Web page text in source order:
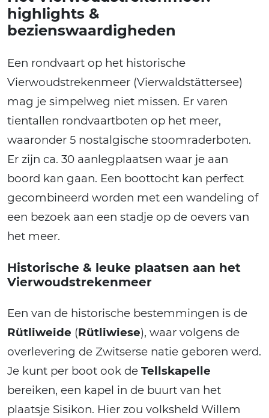
highlights &
bezienswaardigheden
Een rondvaart op het historische
Vierwoudstrekenmeer (Vierwaldstättersee)
mag je simpelweg niet missen. Er varen
tientallen rondvaartboten op het meer,
waaronder 5 nostalgische stoomraderboten.
Er zijn ca. 30 aanlegplaatsen waar je aan
boord kan gaan. Een boottocht kan perfect
gecombineerd worden met een wandeling of
een bezoek aan een stadje op de oevers van
het meer.
Historische & leuke plaatsen aan het
Vierwoudstrekenmeer
Een van de historische bestemmingen is de
Rütliweide (Rütliwiese), waar volgens de
overlevering de Zwitserse natie geboren werd.
Je kunt per boot ook de Tellskapelle
bereiken, een kapel in de buurt van het
plaatsje Sisikon. Hier zou volksheld Willem